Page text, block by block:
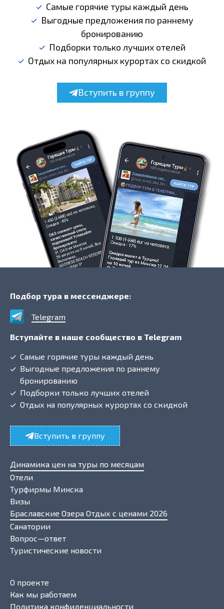
Самые горячие туры каждый день
Выгодные предложения по раннему
бронированию
Подборки только лучших отелей
Отдых на популярных курортах со скидкой
Вступить в группу
Динамика цен на туры по месяцам
Отели
Турфирмы Минска
Визы
Браславские Озера Отдых с ценами 2026
Санатории
Вопрос—ответ
Туристические новости
О проекте
Как мы работаем
Политика конфиденциальности
Подбор тура в мессенджере:
Telegram
Вступайте в наше сообщество в Telegram
Самые горячие туры каждый день
Выгодные предложения по раннему
бронированию
Подборки только лучших отелей
Отдых на популярных курортах со скидкой
Вступить в группу